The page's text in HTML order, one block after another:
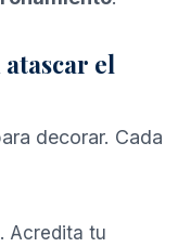
el
decorar. Cada
. Acredita tu